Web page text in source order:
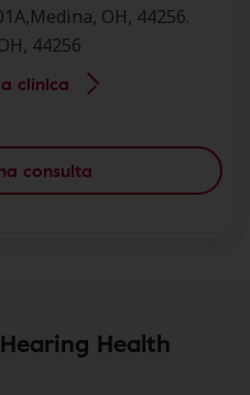
OH, 44256.
44256
clínica
consulta
Health